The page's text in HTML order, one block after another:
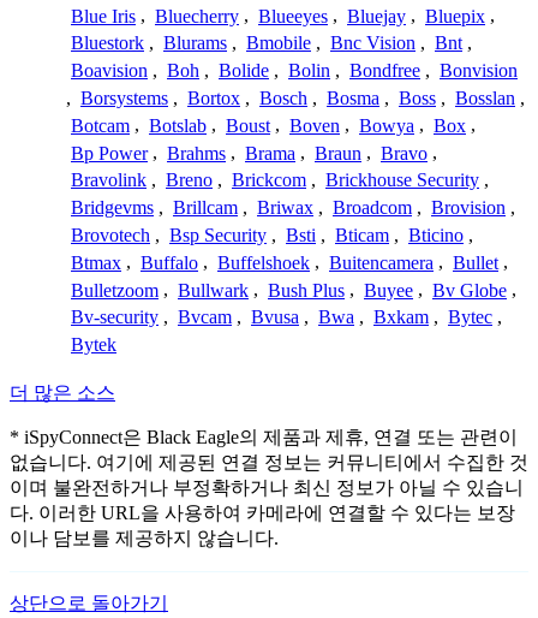
Blue Iris , Bluecherry , Blueeyes , Bluejay , Bluepix ,
Bluestork , Blurams , Bmobile , Bnc Vision , Bnt ,
Boavision , Boh , Bolide , Bolin , Bondfree , Bonvision
, Borsystems , Bortox , Bosch , Bosma , Boss , Bosslan ,
Botcam , Botslab , Boust , Boven , Bowya , Box ,
Bp Power , Brahms , Brama , Braun , Bravo ,
Bravolink , Breno , Brickcom , Brickhouse Security ,
Bridgevms , Brillcam , Briwax , Broadcom , Brovision ,
Brovotech , Bsp Security , Bsti , Bticam , Bticino ,
Btmax , Buffalo , Buffelshoek , Buitencamera , Bullet ,
Bulletzoom , Bullwark , Bush Plus , Buyee , Bv Globe ,
Bv-security , Bvcam , Bvusa , Bwa , Bxkam , Bytec ,
Bytek
더 많은 소스
* iSpyConnect은 Black Eagle의 제품과 제휴, 연결 또는 관련이
없습니다. 여기에 제공된 연결 정보는 커뮤니티에서 수집한 것
이며 불완전하거나 부정확하거나 최신 정보가 아닐 수 있습니
다. 이러한 URL을 사용하여 카메라에 연결할 수 있다는 보장
이나 담보를 제공하지 않습니다.
상단으로 돌아가기